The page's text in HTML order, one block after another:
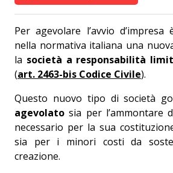
Per agevolare l’avvio
nella normativa italiana una
la società a responsabilità
(art. 2463-bis Codice Civile).
Questo nuovo tipo di società
agevolatosia per l’ammontare
necessario per la sua
sia per i minori costi da
creazione.